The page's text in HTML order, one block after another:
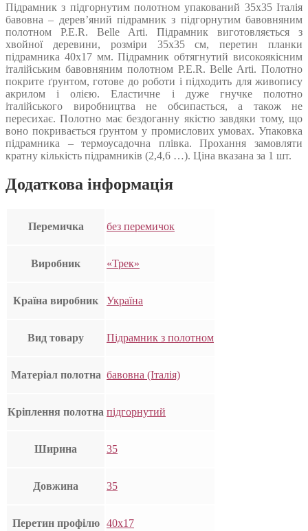
Підрамник з підгорнутим полотном упакований 35х35 Італія
бавовна – дерев’яний підрамник з підгорнутим бавовняним
полотном P.E.R. Belle Arti. Підрамник виготовляється з
хвойної деревини, розміри 35х35 см, перетин планки
підрамника 40х17 мм. Підрамник обтягнутий високоякісним
італійським бавовняним полотном P.E.R. Belle Arti. Полотно
покрите ґрунтом, готове до роботи і підходить для живопису
акрилом і олією. Еластичне і дуже гнучке полотно
італійського виробництва не обсипається, а також не
пересихає. Полотно має бездоганну якістю завдяки тому, що
воно покривається ґрунтом у промислових умовах. Упаковка
підрамника – термоусадочна плівка. Прохання замовляти
кратну кількість підрамників (2,4,6 …). Ціна вказана за 1 шт.
Додаткова інформація
Перемичка без перемичок
Виробник «Трек»
Країна виробник Україна
Вид товару Підрамник з полотном
Матеріал полотна бавовна (Італія)
Кріплення полотна підгорнутий
Ширина 35
Довжина 35
Перетин профілю 40х17